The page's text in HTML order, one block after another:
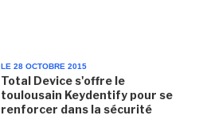
LE 28 OCTOBRE 2015
Total Device s'offre le
toulousain Keydentify pour se
renforcer dans la sécurité